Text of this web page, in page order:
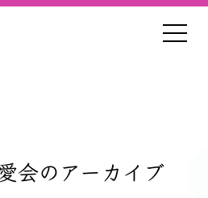
会のアーカイブ